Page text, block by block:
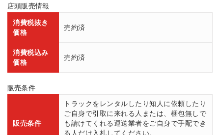
店頭販売情報
消費税抜き
価格
売約済
消費税込み
価格
売約済
販売条件
販売条件
トラックをレンタルしたり知人に依頼したり
ご自身で引取に来れる人または、梱包無しで
も請けてくれる運送業者をご自身で手配でき
る人だけ入札してください。